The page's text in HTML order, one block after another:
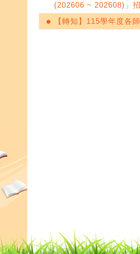
(202606 ~ 202608)」
【轉知】115學年度各